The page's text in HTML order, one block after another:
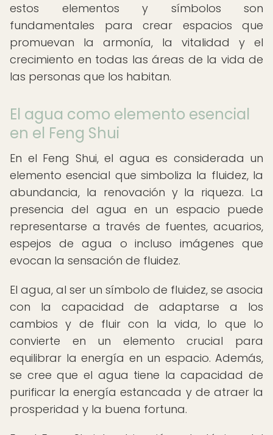
estos elementos y símbolos son
fundamentales para crear espacios que
promuevan la armonía, la vitalidad y el
crecimiento en todas las áreas de la vida de
las personas que los habitan.
El agua como elemento esencial
en el Feng Shui
En el Feng Shui, el agua es considerada un
elemento esencial que simboliza la fluidez, la
abundancia, la renovación y la riqueza. La
presencia del agua en un espacio puede
representarse a través de fuentes, acuarios,
espejos de agua o incluso imágenes que
evocan la sensación de fluidez.
El agua, al ser un símbolo de fluidez, se asocia
con la capacidad de adaptarse a los
cambios y de fluir con la vida, lo que lo
convierte en un elemento crucial para
equilibrar la energía en un espacio. Además,
se cree que el agua tiene la capacidad de
purificar la energía estancada y de atraer la
prosperidad y la buena fortuna.